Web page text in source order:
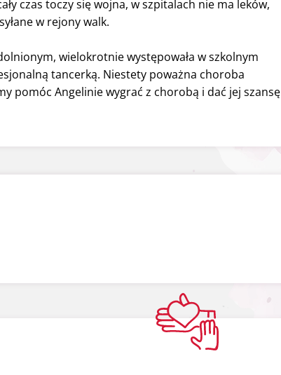
czas toczy się wojna, w szpitalach nie ma leków,
w rejony walk.
wielokrotnie występowała w szkolnym
tancerką. Niestety poważna choroba
pomóc Angelinie wygrać z chorobą i dać jej szansę